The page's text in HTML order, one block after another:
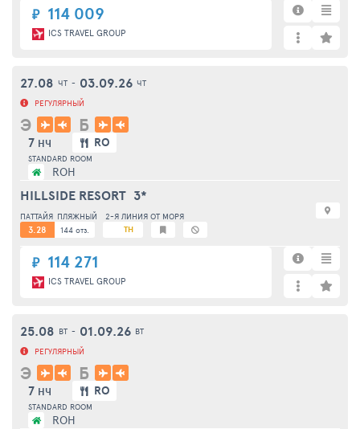
₽ 114 009
ICS TRAVEL GROUP
₽ 114 271
ICS TRAVEL GROUP
27.08 ЧТ - 03.09.26 ЧТ
РЕГУЛЯРНЫЙ
Э Б
7 НЧ RO
STANDARD ROOM
ROH
HILLSIDE RESORT 3*
ПАТТАЙЯ ПЛЯЖНЫЙ 2-Я ЛИНИЯ ОТ МОРЯ
3.28 144 отз. TH
25.08 ВТ - 01.09.26 ВТ
РЕГУЛЯРНЫЙ
Э Б
7 НЧ RO
STANDARD ROOM
ROH